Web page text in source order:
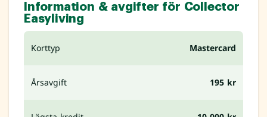
Information & avgifter för Collector
Easyliving
Korttyp Mastercard
Årsavgift 195 kr